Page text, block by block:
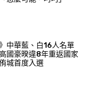
中華藍、白16人名單
國豪暌違8年重返國家
城首度入選